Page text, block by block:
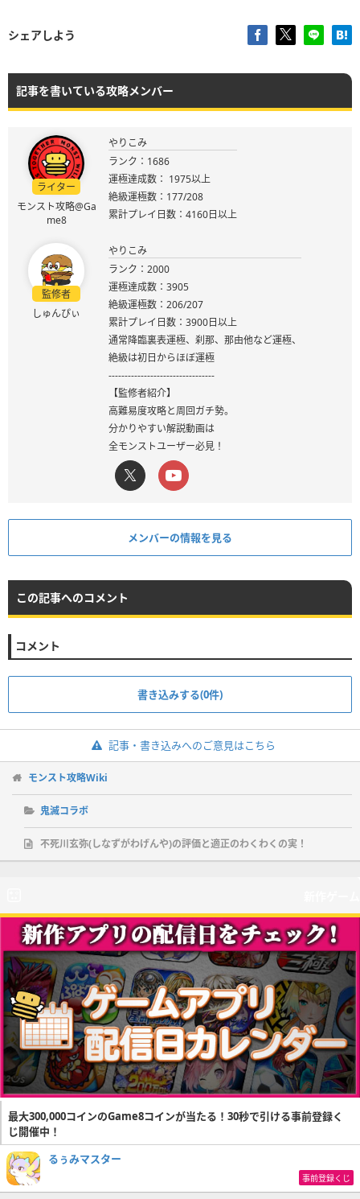
シェアしよう
記事を書いている攻略メンバー
ライター
モンスト攻略@Ga
me8
やりこみ
ランク：1686
運極達成数： 1975以上
絶級運極数：177/208
累計プレイ日数：4160日以上
監修者
しゅんぴぃ
やりこみ
ランク：2000
運極達成数：3905
絶級運極数：206/207
累計プレイ日数：3900日以上
通常降臨裏表運極、刹那、那由他など運極、
絶級は初日からほぼ運極
---------------------------------
【監修者紹介】
高難易度攻略と周回ガチ勢。
分かりやすい解説動画は
全モンストユーザー必見！
メンバーの情報を見る
この記事へのコメント
コメント
書き込みする(0件)
記事・書き込みへのご意見はこちら
モンスト攻略Wiki
鬼滅コラボ
不死川玄弥(しなずがわげんや)の評価と適正のわくわくの実！
最大300,000コインのGame8コインが当たる！30秒で引ける事前登録く
じ開催中！
るぅみマスター
事前登録くじ